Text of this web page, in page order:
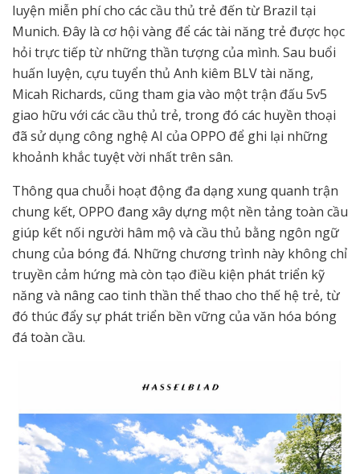
luyện miễn phí cho các cầu thủ trẻ đến từ Brazil tại
Munich. Đây là cơ hội vàng để các tài năng trẻ được học
hỏi trực tiếp từ những thần tượng của mình. Sau buổi
huấn luyện, cựu tuyển thủ Anh kiêm BLV tài năng,
Micah Richards, cũng tham gia vào một trận đấu 5v5
giao hữu với các cầu thủ trẻ, trong đó các huyền thoại
đã sử dụng công nghệ AI của OPPO để ghi lại những
khoảnh khắc tuyệt vời nhất trên sân.
Thông qua chuỗi hoạt động đa dạng xung quanh trận
chung kết, OPPO đang xây dựng một nền tảng toàn cầu
giúp kết nối người hâm mộ và cầu thủ bằng ngôn ngữ
chung của bóng đá. Những chương trình này không chỉ
truyền cảm hứng mà còn tạo điều kiện phát triển kỹ
năng và nâng cao tinh thần thể thao cho thế hệ trẻ, từ
đó thúc đẩy sự phát triển bền vững của văn hóa bóng
đá toàn cầu.